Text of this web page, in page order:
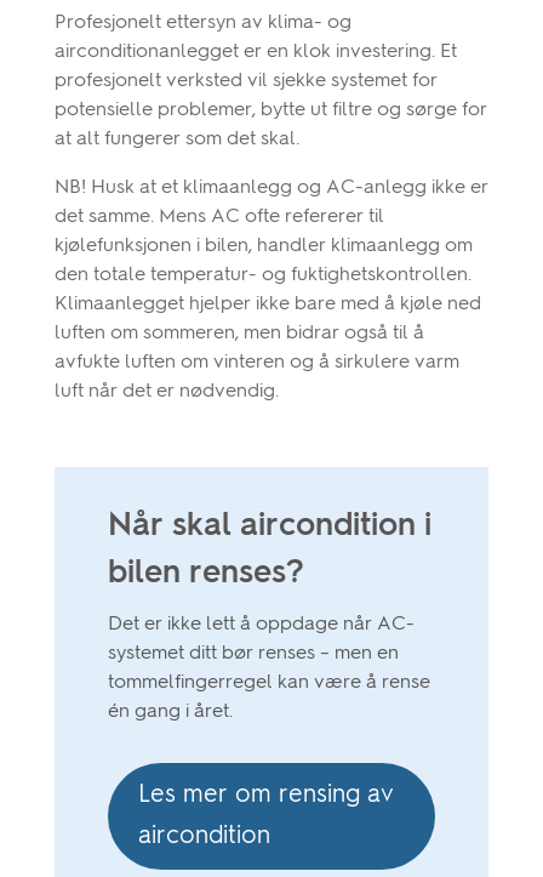
Profesjonelt ettersyn av klima- og
airconditionanlegget er en klok investering. Et
profesjonelt verksted vil sjekke systemet for
potensielle problemer, bytte ut filtre og sørge for
at alt fungerer som det skal.
NB! Husk at et klimaanlegg og AC-anlegg ikke er
det samme. Mens AC ofte refererer til
kjølefunksjonen i bilen, handler klimaanlegg om
den totale temperatur- og fuktighetskontrollen.
Klimaanlegget hjelper ikke bare med å kjøle ned
luften om sommeren, men bidrar også til å
avfukte luften om vinteren og å sirkulere varm
luft når det er nødvendig.
Når skal aircondition i
bilen renses?
Det er ikke lett å oppdage når AC-
systemet ditt bør renses – men en
tommelfingerregel kan være å rense
én gang i året.
Les mer om rensing av
aircondition